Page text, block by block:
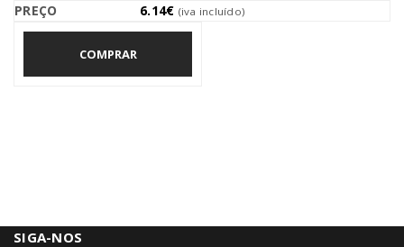
6.14€ (iva incluído)
COMPRAR
SIGA-NOS